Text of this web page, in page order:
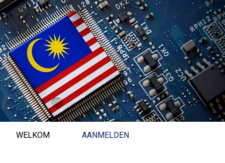
AANMELDEN
WELKOM AANMELDEN